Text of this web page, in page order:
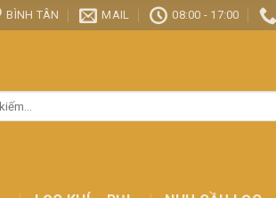
BÌNH TÂN MAIL 08:00 - 17:00